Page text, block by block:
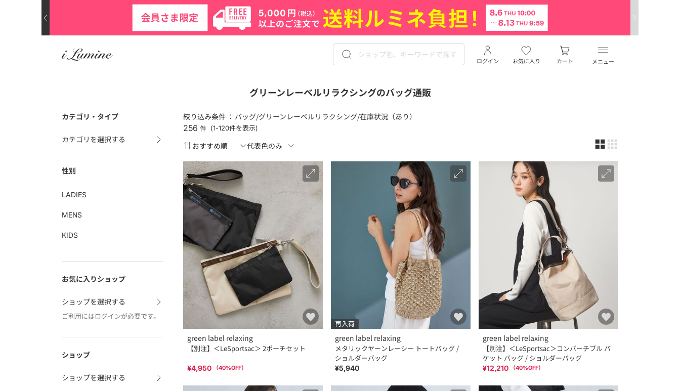
メニュー
お気に入り
ログイン カート
グリーンレーベルリラクシングのバッグ通販
カテゴリ・タイプ
カテゴリを選択する
性別
LADIES
MENS
KIDS
お気に入りショップ
ショップを選択する
ご利用にはログインが必要です。
ショップ
ショップを選択する
絞り込み条件 ： バッグ/グリーンレーベルリラクシング/在庫状況（あり）
256 件 (1-120件を表示)
green label relaxing
【別注】＜LeSportsac＞ 2ポーチセット
¥4,950 （40%OFF）
再入荷
green label relaxing
メタリックヤーンレーシー トートバッグ /
ショルダーバッグ
¥5,940
green label relaxing
【別注】＜LeSportsac＞コンバーチブル バ
ケット バッグ / ショルダーバッグ
¥12,210 （40%OFF）